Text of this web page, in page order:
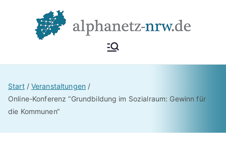
Alphan
etz
NRW
Start
Veranstaltungen
Online-Konferenz “Grundbildung im Sozialraum: Gewinn für
die Kommunen“